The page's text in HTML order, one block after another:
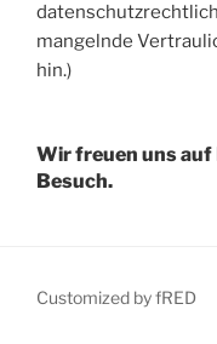
mangelnde
hin.)
Wir freuen uns auf
Besuch.
Customized by fRED